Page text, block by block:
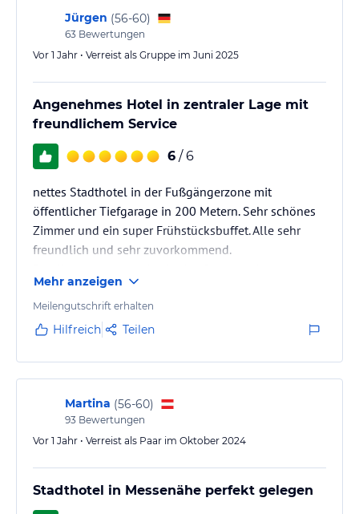
Jürgen (56-60)
63 Bewertungen
Vor 1 Jahr • Verreist als Gruppe im Juni 2025
Angenehmes Hotel in zentraler Lage mit
freundlichem Service
6 / 6
nettes Stadthotel in der Fußgängerzone mit
öffentlicher Tiefgarage in 200 Metern. Sehr schönes
Zimmer und ein super Frühstücksbuffet. Alle sehr
freundlich und sehr zuvorkommend.
Snackautomaten für die Nacht
Mehr anzeigen
Meilengutschrift erhalten
Hilfreich Teilen
Martina (56-60)
93 Bewertungen
Vor 1 Jahr • Verreist als Paar im Oktober 2024
Stadthotel in Messenähe perfekt gelegen